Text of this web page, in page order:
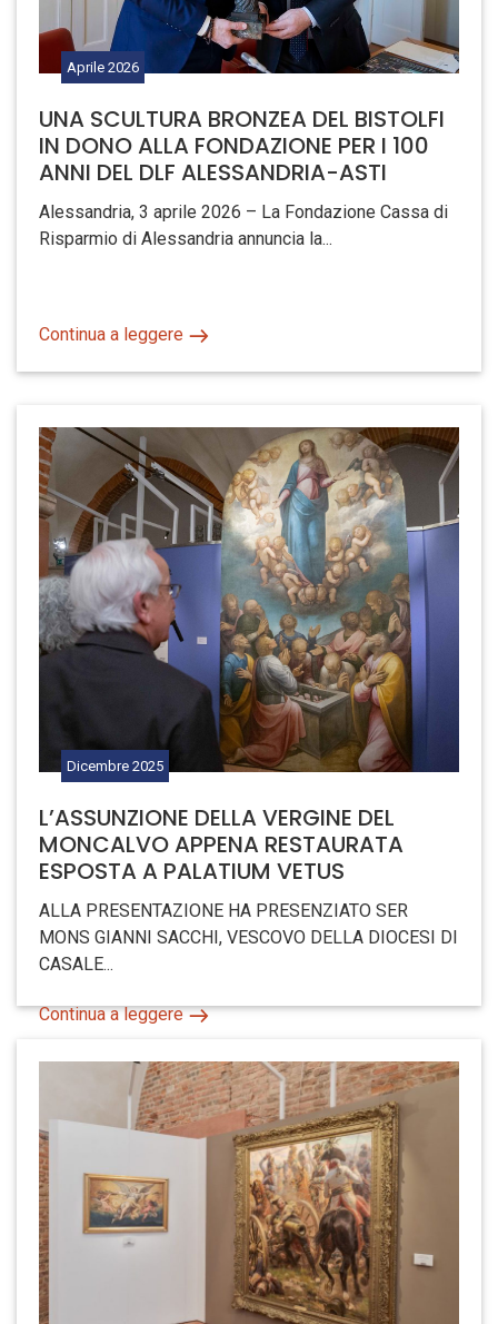
Aprile 2026
UNA SCULTURA BRONZEA DEL BISTOLFI
IN DONO ALLA FONDAZIONE PER I 100
ANNI DEL DLF ALESSANDRIA-ASTI
Alessandria, 3 aprile 2026 – La Fondazione Cassa di
Risparmio di Alessandria annuncia la...
Continua a leggere
Dicembre 2025
L’ASSUNZIONE DELLA VERGINE DEL
MONCALVO APPENA RESTAURATA
ESPOSTA A PALATIUM VETUS
ALLA PRESENTAZIONE HA PRESENZIATO SER
MONS GIANNI SACCHI, VESCOVO DELLA DIOCESI DI
CASALE...
Continua a leggere